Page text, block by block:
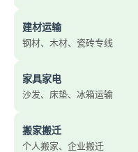
建材运输
钢材、木材、瓷砖专线
家具家电
沙发、床垫、冰箱运输
搬家搬迁
个人搬家、企业搬迁